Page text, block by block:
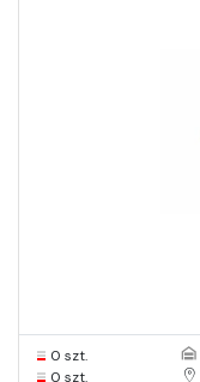
0 szt.
0 szt.